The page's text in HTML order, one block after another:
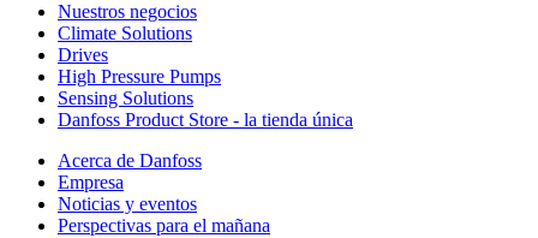
Nuestros negocios
Climate Solutions
Drives
High Pressure Pumps
Sensing Solutions
Danfoss Product Store - la tienda única
Acerca de Danfoss
Empresa
Noticias y eventos
Perspectivas para el mañana